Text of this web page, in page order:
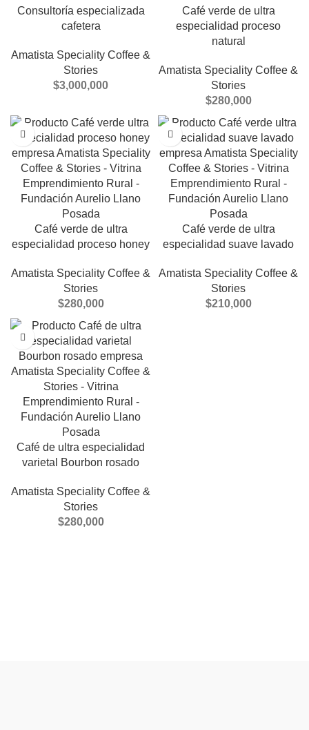
Consultoría especializada
cafetera
Amatista Speciality Coffee &
Stories
$3,000,000
Café verde de ultra
especialidad proceso
natural
Amatista Speciality Coffee &
Stories
$280,000
Café verde de ultra
especialidad proceso honey
Amatista Speciality Coffee &
Stories
$280,000
Café verde de ultra
especialidad suave lavado
Amatista Speciality Coffee &
Stories
$210,000
Café de ultra especialidad
varietal Bourbon rosado
Amatista Speciality Coffee &
Stories
$280,000